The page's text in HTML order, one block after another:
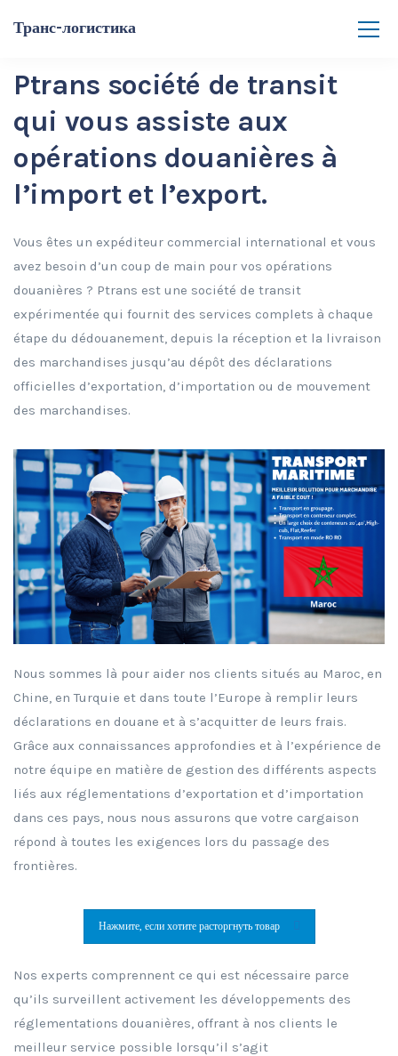
Транс-логистика
Ptrans société de transit
qui vous assiste aux
opérations douanières à
l’import et l’export.
Vous êtes un expéditeur commercial international et vous
avez besoin d’un coup de main pour vos opérations
douanières ? Ptrans est une société de transit
expérimentée qui fournit des services complets à chaque
étape du dédouanement, depuis la réception et la livraison
des marchandises jusqu’au dépôt des déclarations
officielles d’exportation, d’importation ou de mouvement
des marchandises.
Nous sommes là pour aider nos clients situés au Maroc, en
Chine, en Turquie et dans toute l’Europe à remplir leurs
déclarations en douane et à s’acquitter de leurs frais.
Grâce aux connaissances approfondies et à l’expérience de
notre équipe en matière de gestion des différents aspects
liés aux réglementations d’exportation et d’importation
dans ces pays, nous nous assurons que votre cargaison
répond à toutes les exigences lors du passage des
frontières.
Нажмите, если хотите расторгнуть товар
Nos experts comprennent ce qui est nécessaire parce
qu’ils surveillent activement les développements des
réglementations douanières, offrant à nos clients le
meilleur service possible lorsqu’il s’agit